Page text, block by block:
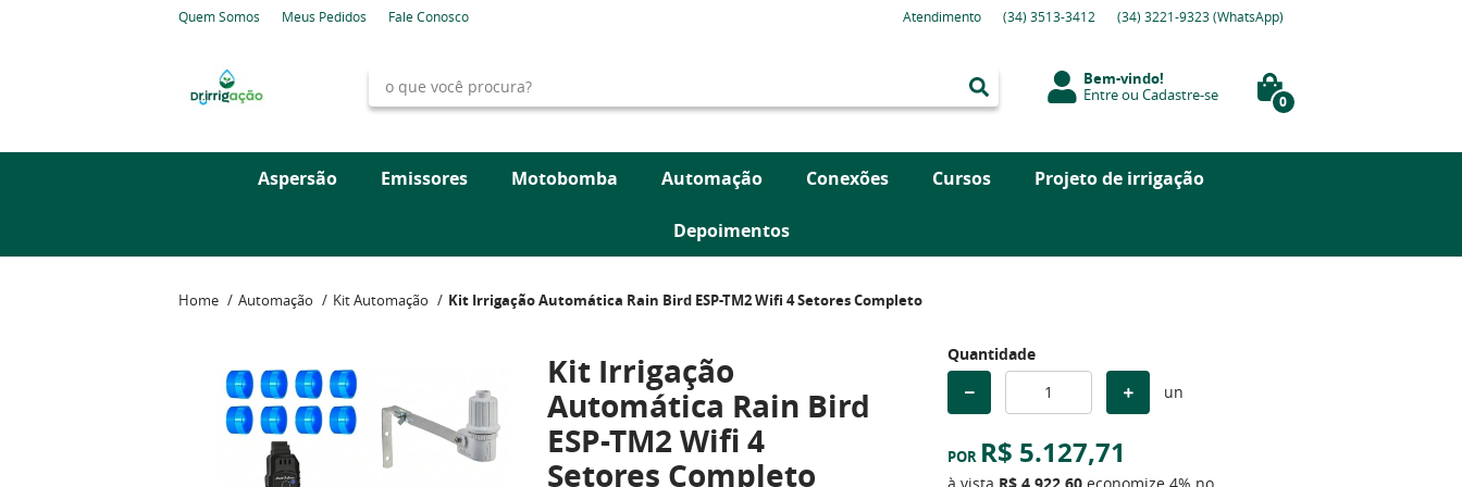
Quem Somos Meus Pedidos Fale Conosco Atendimento (34) 3513-3412 (34) 3221-9323(WhatsApp)
Bem-vindo!
EntreouCadastre-se 0
Aspersão Emissores Motobomba Automação Conexões Cursos Projeto de irrigação
Depoimentos
Home Automação Kit Automação Kit Irrigação Automática Rain Bird ESP-TM2 Wifi 4 Setores Completo
Kit Irrigação
Automática Rain Bird
ESP-TM2 Wifi 4
Setores Completo
Quantidade
un
POR R$ 5.127,71